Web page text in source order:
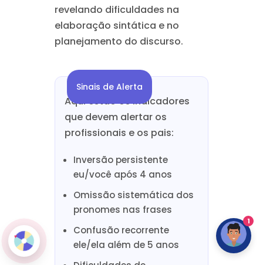
revelando dificuldades na
elaboração sintática e no
planejamento do discurso.
Sinais de Alerta
Aqui estão os indicadores
que devem alertar os
profissionais e os pais:
Inversão persistente
eu/você após 4 anos
Omissão sistemática dos
pronomes nas frases
Confusão recorrente
ele/ela além de 5 anos
1